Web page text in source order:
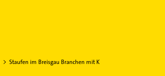
Staufen im Breisgau Branchen mit K